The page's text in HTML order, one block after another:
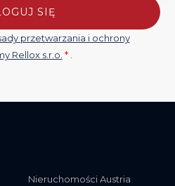
SIĘ
przetwarzania i ochrony
Rellox s.r.o. *
Nieruchomości Austria